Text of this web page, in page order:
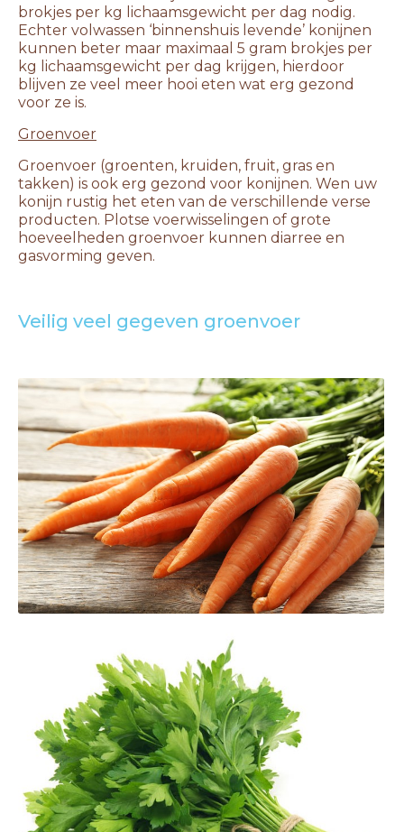
brokjes per kg lichaamsgewicht per dag nodig.
Echter volwassen ‘binnenshuis levende’ konijnen
kunnen beter maar maximaal 5 gram brokjes per
kg lichaamsgewicht per dag krijgen, hierdoor
blijven ze veel meer hooi eten wat erg gezond
voor ze is.
Groenvoer
Groenvoer (groenten, kruiden, fruit, gras en
takken) is ook erg gezond voor konijnen. Wen uw
konijn rustig het eten van de verschillende verse
producten. Plotse voerwisselingen of grote
hoeveelheden groenvoer kunnen diarree en
gasvorming geven.
Veilig veel gegeven groenvoer